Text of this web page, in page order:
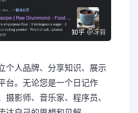
个人品牌、分享知识、展示
台。无论您是一个日记作
影师、音乐家、程序员、